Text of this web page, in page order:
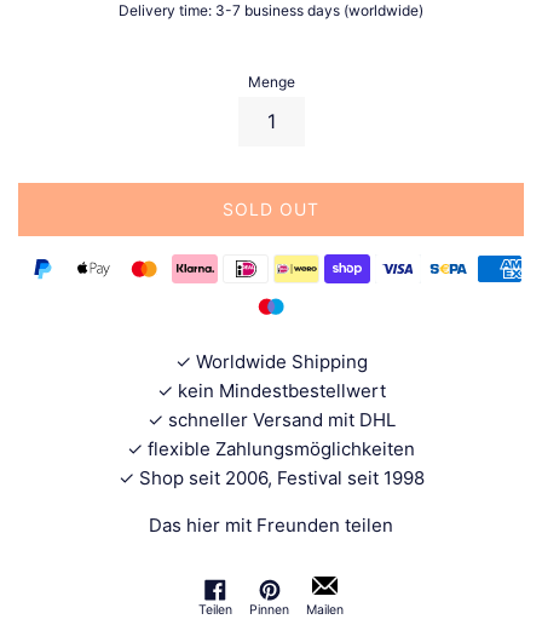
Delivery time: 3-7 business days (worldwide)
Menge
SOLD OUT
✓ Worldwide Shipping
✓ kein Mindestbestellwert
✓ schneller Versand mit DHL
✓ flexible Zahlungsmöglichkeiten
✓ Shop seit 2006, Festival seit 1998
Das hier mit Freunden teilen
Teilen
Pinnen
Mailen